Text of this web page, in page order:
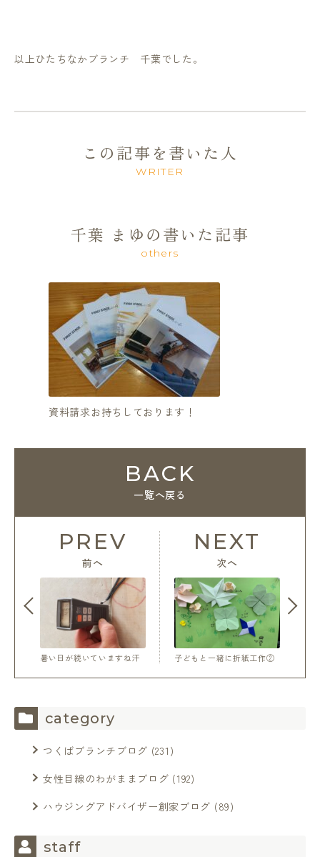
以上ひたちなかブランチ 千葉でした。
この記事を書いた人
WRITER
千葉 まゆの書いた記事
others
資料請求お持ちしております！
PREV
前へ
暑い日が続いていますね汗
BACK
一覧へ戻る
子どもと一緒に折紙工作②
NEXT
次へ
category
つくばブランチブログ (231)
女性目線のわがままブログ (192)
ハウジングアドバイザー創家ブログ (89)
staff